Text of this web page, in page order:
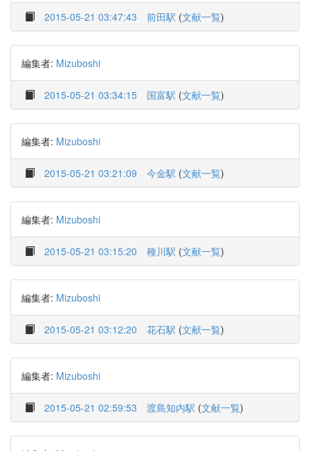
2015-05-21 03:47:43 前田駅 (文献一覧)
編集者: Mizuboshi
2015-05-21 03:34:15 国富駅 (文献一覧)
編集者: Mizuboshi
2015-05-21 03:21:09 今金駅 (文献一覧)
編集者: Mizuboshi
2015-05-21 03:15:20 種川駅 (文献一覧)
編集者: Mizuboshi
2015-05-21 03:12:20 花石駅 (文献一覧)
編集者: Mizuboshi
2015-05-21 02:59:53 渡島知内駅 (文献一覧)